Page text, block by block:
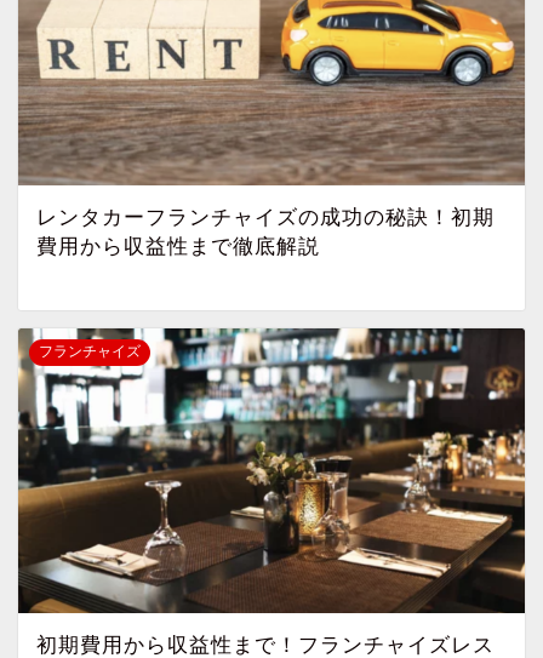
レンタカーフランチャイズの成功の秘訣！初期
費用から収益性まで徹底解説
フランチャイズ
初期費用から収益性まで！フランチャイズレス